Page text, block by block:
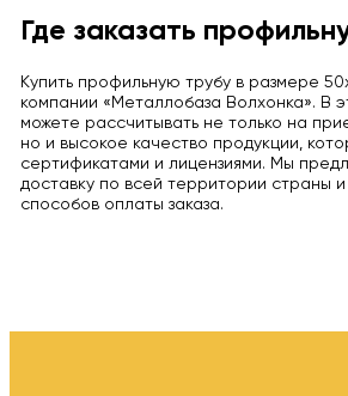
Где заказать
Купить профильную трубу в размере
компании «Металлобаза Волхонка». В
можете рассчитывать не только на
но и высокое качество продукции,
сертификатами и лицензиями. Мы
доставку по всей территории страны и
способов оплаты заказа.